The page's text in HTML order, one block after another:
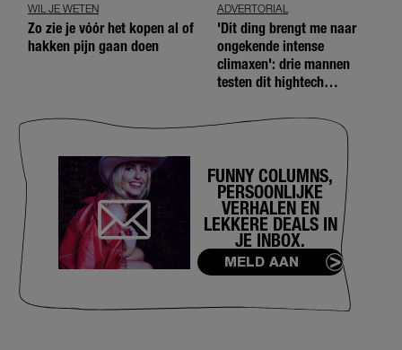
WIL JE WETEN
Zo zie je vóór het kopen al of
hakken pijn gaan doen
ADVERTORIAL
'Dit ding brengt me naar
ongekende intense
climaxen': drie mannen
testen dit hightech
FUNNY COLUMNS,
PERSOONLIJKE
VERHALEN EN
LEKKERE DEALS IN
JE INBOX.
MELD AAN